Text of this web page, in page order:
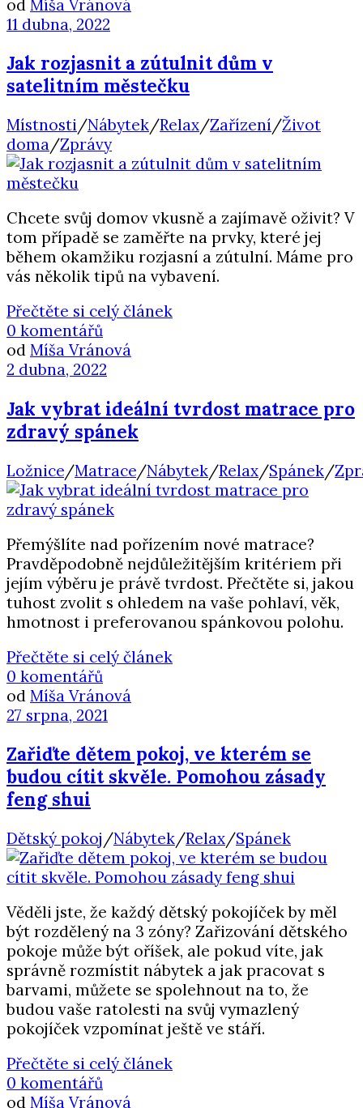
od Míša Vránová
11 dubna, 2022
Jak rozjasnit a zútulnit dům v
satelitním městečku
Místnosti/Nábytek/Relax/Zařízení/Život
doma/Zprávy
Chcete svůj domov vkusně a zajímavě oživit? V
tom případě se zaměřte na prvky, které jej
během okamžiku rozjasní a zútulní. Máme pro
vás několik tipů na vybavení.
Přečtěte si celý článek
0 komentářů
od Míša Vránová
2 dubna, 2022
Jak vybrat ideální tvrdost matrace pro
zdravý spánek
Ložnice/Matrace/Nábytek/Relax/Spánek/
Přemýšlíte nad pořízením nové matrace?
Pravděpodobně nejdůležitějším kritériem při
jejím výběru je právě tvrdost. Přečtěte si, jakou
tuhost zvolit s ohledem na vaše pohlaví, věk,
hmotnost i preferovanou spánkovou polohu.
Přečtěte si celý článek
0 komentářů
od Míša Vránová
27 srpna, 2021
Zařiďte dětem pokoj, ve kterém se
budou cítit skvěle. Pomohou zásady
feng shui
Dětský pokoj /Nábytek/Relax/Spánek
Věděli jste, že každý dětský pokojíček by měl
být rozdělený na 3 zóny? Zařizování dětského
pokoje může být oříšek, ale pokud víte, jak
správně rozmístit nábytek a jak pracovat s
barvami, můžete se spolehnout na to, že
budou vaše ratolesti na svůj vymazlený
pokojíček vzpomínat ještě ve stáří.
Přečtěte si celý článek
0 komentářů
od Míša Vránová